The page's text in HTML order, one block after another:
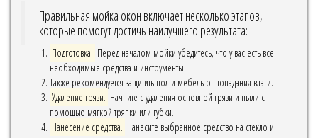
Правильная мойка окон включает несколько этапов,
которые помогут достичь наилучшего результата:
Подготовка. Перед началом мойки убедитесь, что у вас есть все
необходимые средства и инструменты.
Также рекомендуется защитить пол и мебель от попадания влаги.
Удаление грязи. Начните с удаления основной грязи и пыли с
помощью мягкой тряпки или губки.
Нанесение средства. Нанесите выбранное средство на стекло и